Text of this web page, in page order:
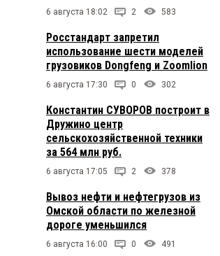
6 августа 18:02 2 583
Росстандарт запретил
использование шести моделей
грузовиков Dongfeng и Zoomlion
6 августа 17:30 0 302
Константин СУВОРОВ построит в
Дружино центр
сельскохозяйственной техники
за 564 млн руб.
6 августа 17:05 2 378
Вывоз нефти и нефтегрузов из
Омской области по железной
дороге уменьшился
6 августа 16:00 0 491